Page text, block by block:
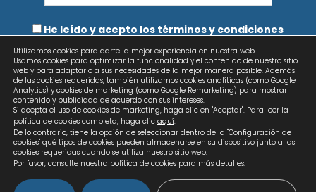
He leído y acepto los términos y condiciones
Copyright © 2026 Calculados | Diseño web: AZUL LIMÓN
Utilizamos cookies para darte la mejor experiencia en nuestra web.
Usamos cookies para optimizar la funcionalidad y el contenido de nuestro sitio
web y para adaptarlo a sus necesidades de la mejor manera posible. Además
de las cookies requeridas, también utilizamos cookies analíticas (como Google
Analytics) y cookies de marketing (como Google Remarketing) para mostrar
contenido y publicidad de acuerdo con sus intereses.
Si acepta el uso de cookies de marketing, haga clic en "Aceptar". Para leer la
política de cookies completa, haga clic aquí.
De lo contrario, tiene la opción de seleccionar dentro de la "Configuración de
cookies" qué tipos de cookies pueden almacenarse en su dispositivo junto a las
cookies requeridas cuando se utiliza nuestro sitio web.
Por favor, consulte nuestra política de cookies para más detalles.